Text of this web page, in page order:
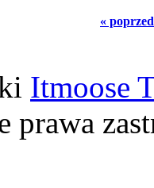
«
Itmoose
prawa